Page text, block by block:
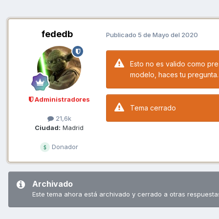
fededb
Administradores
21,6k
Ciudad: Madrid
Donador
Publicado 5 de Mayo del 2020
Esto no es valido como
modelo, haces tu pregunta.
Tema cerrado
Archivado
Este tema ahora está archivado y cerrado a otras